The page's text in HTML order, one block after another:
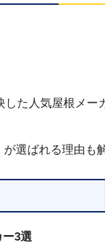
た人気屋根メ
選ばれる理由も
3選